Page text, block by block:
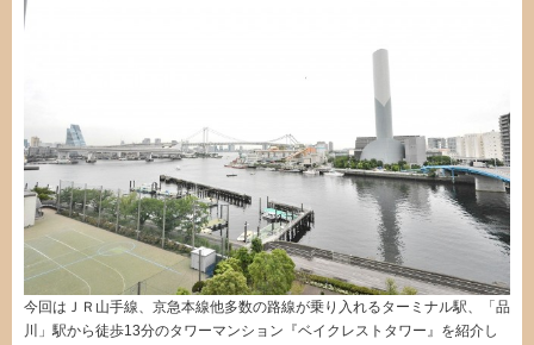
今回はＪＲ山手線、京急本線他多数の路線が乗り入れるターミナル駅、「品
川」駅から徒歩13分のタワーマンション『ベイクレストタワー』を紹介し